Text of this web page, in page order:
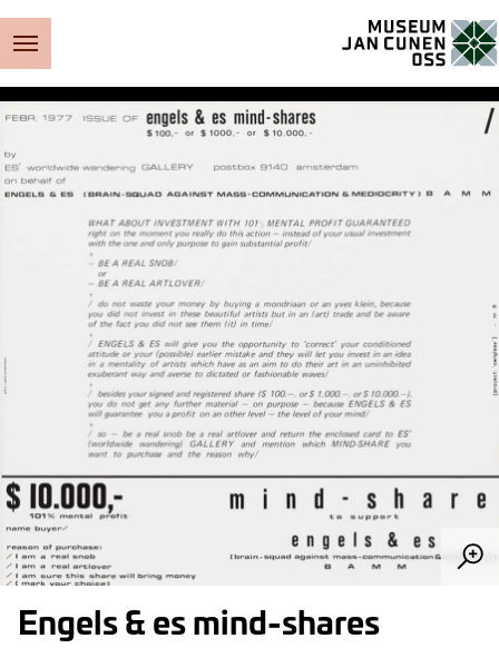
Engels & es mind-shares